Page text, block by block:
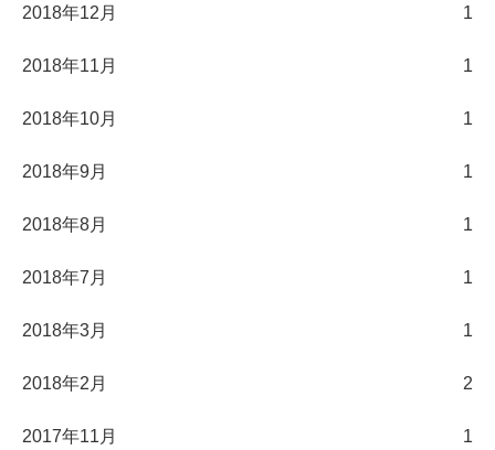
2018年12月 1
2018年11月 1
2018年10月 1
2018年9月 1
2018年8月 1
2018年7月 1
2018年3月 1
2018年2月 2
2017年11月 1